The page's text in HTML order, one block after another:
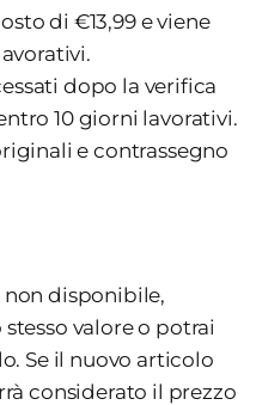
di €13,99 e viene
dopo la verifica
10 giorni lavorativi.
e contrassegno
disponibile,
valore o potrai
Se il nuovo articolo
considerato il prezzo